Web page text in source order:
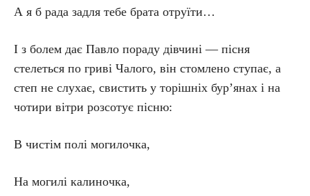
А я б рада задля тебе брата отруїти…
І з болем дає Павло пораду дівчині — пісня
стелеться по гриві Чалого, він стомлено ступає, а
степ не слухає, свистить у торішніх бур’янах і на
чотири вітри розсотує пісню:
В чистім полі могилочка,
На могилі калиночка,